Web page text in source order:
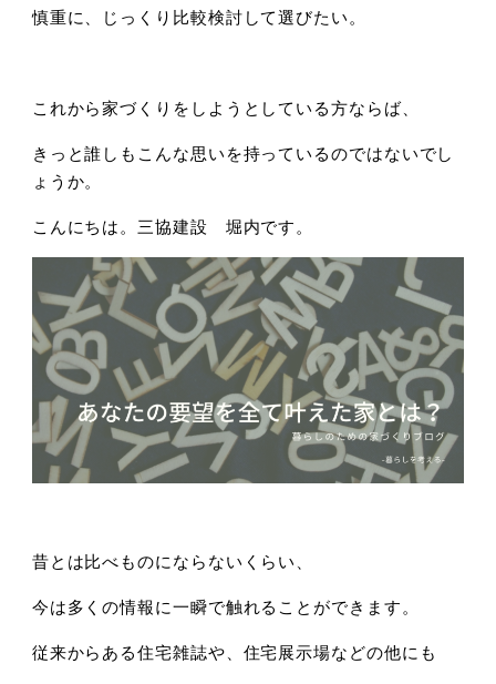
慎重に、じっくり比較検討して選びたい。
これから家づくりをしようとしている方ならば、
きっと誰しもこんな思いを持っているのではないでし
ょうか。
こんにちは。三協建設 堀内です。
昔とは比べものにならないくらい、
今は多くの情報に一瞬で触れることができます。
従来からある住宅雑誌や、住宅展示場などの他にも